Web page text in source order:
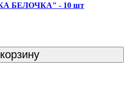
БЕЛОЧКА" - 10 шт